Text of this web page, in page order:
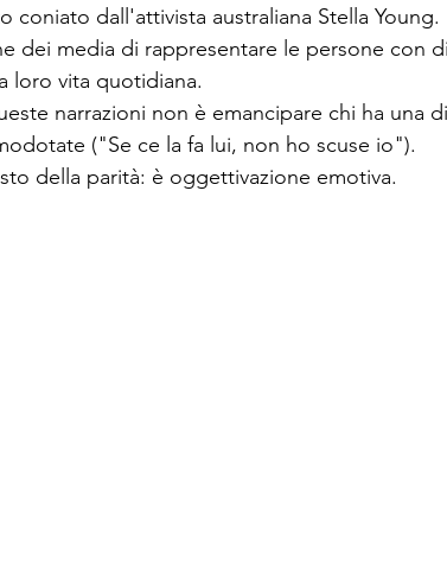
coniato dall'attivista australiana Stella Young.
dei media di rappresentare le persone con
loro vita quotidiana.
narrazioni non è emancipare chi ha una
("Se ce la fa lui, non ho scuse io").
della parità: è oggettivazione emotiva.